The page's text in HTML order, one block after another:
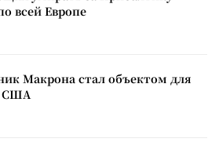
всей Европе
Макрона стал объектом для
США